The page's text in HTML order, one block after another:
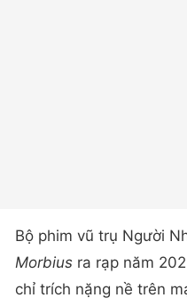
Bộ phim vũ trụ Người
Morbius ra rạp năm
chỉ trích nặng nề trên